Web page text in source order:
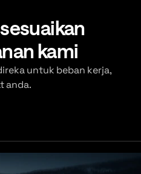
kami
untuk beban kerja,
anda.